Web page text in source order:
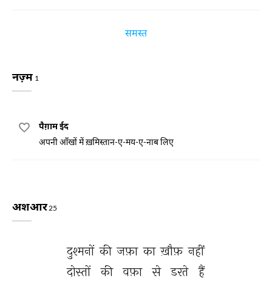
समस्त
नज़्म 1
पैग़ाम ईद
अपनी आँखों में ख़मिस्तान-ए-मय-ए-नाब लिए
अशआर25
दुश्मनों की जफ़ा का ख़ौफ़ नहीं
दोस्तों
की वफ़ा से डरते हैं